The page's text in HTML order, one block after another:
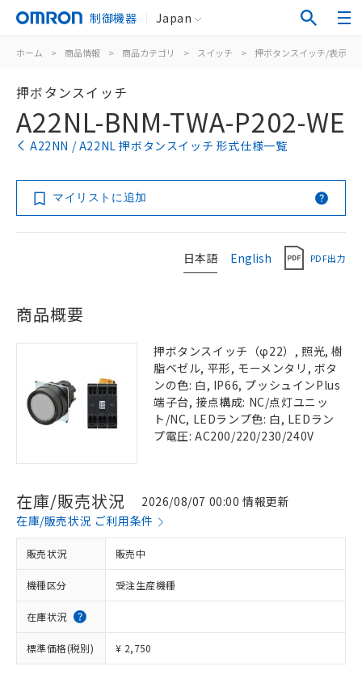
制御機器 Japan
ホーム > 商品情報 > 商品カテゴリ > スイッチ > 押ボタンスイッチ/表示灯
押ボタンスイッチ
A22NL-BNM-TWA-P202-WE
A22NN / A22NL 押ボタンスイッチ 形式仕様一覧
マイリストに追加
日本語 English PDF出力
商品概要
押ボタンスイッチ（φ22）, 照光, 樹
脂ベゼル, 平形, モーメンタリ, ボタ
ンの色: 白, IP66, プッシュインPlus
端子台, 接点構成: NC/点灯ユニッ
ト/NC, LEDランプ色: 白, LEDラン
プ電圧: AC200/220/230/240V
在庫/販売状況
2026/08/07 00:00 情報更新
在庫/販売状況 ご利用条件
販売状況 販売中
機種区分 受注生産機種
在庫状況
標準価格(税別) ¥ 2,750